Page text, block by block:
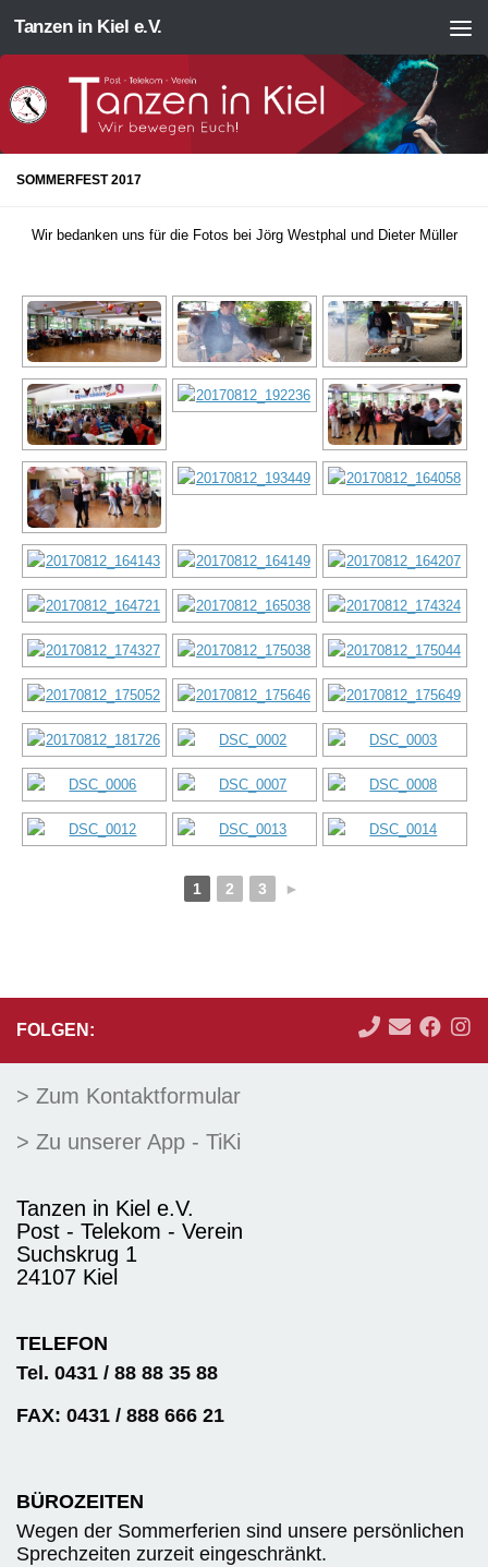
Zum Inhalt springen
Tanzen in Kiel e.V.
SOMMERFEST 2017
Wir bedanken uns für die Fotos bei Jörg Westphal und Dieter Müller
1 2 3 ►
FOLGEN:
> Zum Kontaktformular
> Zu unserer App - TiKi
Tanzen in Kiel e.V.
Post - Telekom - Verein
Suchskrug 1
24107 Kiel
TELEFON
Tel. 0431 / 88 88 35 88
FAX: 0431 / 888 666 21
BÜROZEITEN
Wegen der Sommerferien sind unsere persönlichen
Sprechzeiten zurzeit eingeschränkt.